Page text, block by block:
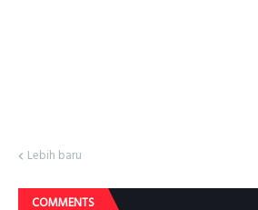
Lebih baru
COMMENTS